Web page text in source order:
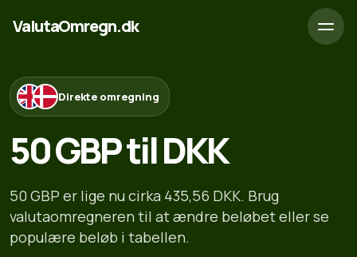
ValutaOmregn.dk
Direkte omregning
50 GBP til DKK
50 GBP er lige nu cirka 435,56 DKK. Brug
valutaomregneren til at ændre beløbet eller se
populære beløb i tabellen.